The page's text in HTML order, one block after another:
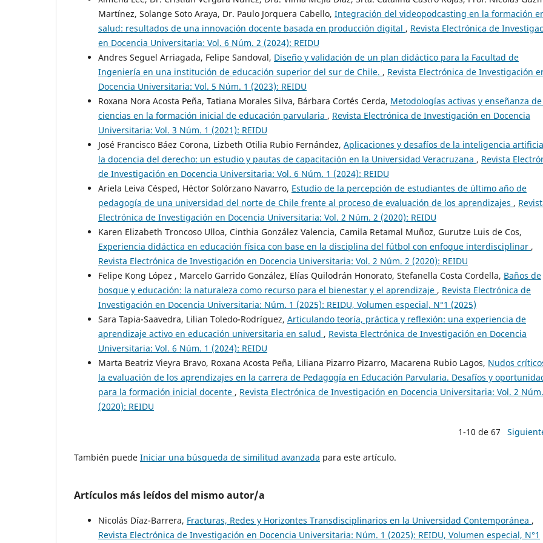
Martínez, Solange Soto Araya, Dr. Paulo Jorquera Cabello, Integración del videopodcasting en la formación
salud: resultados de una innovación docente basada en producción digital , Revista Electrónica de
en Docencia Universitaria: Vol. 6 Núm. 2 (2024): REIDU
Andres Seguel Arriagada, Felipe Sandoval, Diseño y validación de un plan didáctico para la Facultad de
Ingeniería en una institución de educación superior del sur de Chile. , Revista Electrónica de Investigación
Docencia Universitaria: Vol. 5 Núm. 1 (2023): REIDU
Roxana Nora Acosta Peña, Tatiana Morales Silva, Bárbara Cortés Cerda, Metodologías activas y enseñanza
ciencias en la formación inicial de educación parvularia , Revista Electrónica de Investigación en Docencia
Universitaria: Vol. 3 Núm. 1 (2021): REIDU
José Francisco Báez Corona, Lizbeth Otilia Rubio Fernández, Aplicaciones y desafíos de la inteligencia
la docencia del derecho: un estudio y pautas de capacitación en la Universidad Veracruzana , Revista
de Investigación en Docencia Universitaria: Vol. 6 Núm. 1 (2024): REIDU
Ariela Leiva Césped, Héctor Solórzano Navarro, Estudio de la percepción de estudiantes de último año de
pedagogía de una universidad del norte de Chile frente al proceso de evaluación de los aprendizajes ,
Electrónica de Investigación en Docencia Universitaria: Vol. 2 Núm. 2 (2020): REIDU
Karen Elizabeth Troncoso Ulloa, Cinthia González Valencia, Camila Retamal Muñoz, Gurutze Luis de Cos,
Experiencia didáctica en educación física con base en la disciplina del fútbol con enfoque interdisciplinar ,
Revista Electrónica de Investigación en Docencia Universitaria: Vol. 2 Núm. 2 (2020): REIDU
Felipe Kong López , Marcelo Garrido González, Elías Quilodrán Honorato, Stefanella Costa Cordella, Baños de
bosque y educación: la naturaleza como recurso para el bienestar y el aprendizaje , Revista Electrónica de
Investigación en Docencia Universitaria: Núm. 1 (2025): REIDU, Volumen especial, N°1 (2025)
Sara Tapia-Saavedra, Lilian Toledo-Rodríguez, Articulando teoría, práctica y reflexión: una experiencia de
aprendizaje activo en educación universitaria en salud , Revista Electrónica de Investigación en Docencia
Universitaria: Vol. 6 Núm. 1 (2024): REIDU
Marta Beatriz Vieyra Bravo, Roxana Acosta Peña, Liliana Pizarro Pizarro, Macarena Rubio Lagos, Nudos
la evaluación de los aprendizajes en la carrera de Pedagogía en Educación Parvularia. Desafíos y
para la formación inicial docente , Revista Electrónica de Investigación en Docencia Universitaria: Vol. 2
(2020): REIDU
1-10 de 67
También puede Iniciar una búsqueda de similitud avanzada para este artículo.
Artículos más leídos del mismo autor/a
Nicolás Díaz-Barrera, Fracturas, Redes y Horizontes Transdisciplinarios en la Universidad Contemporánea ,
Revista Electrónica de Investigación en Docencia Universitaria: Núm. 1 (2025): REIDU, Volumen especial, N°1